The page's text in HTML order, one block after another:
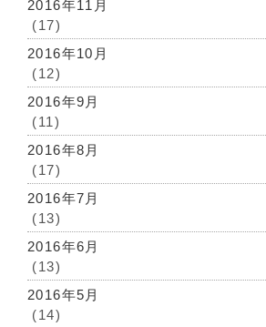
2016年11月
(17)
2016年10月
(12)
2016年9月
(11)
2016年8月
(17)
2016年7月
(13)
2016年6月
(13)
2016年5月
(14)